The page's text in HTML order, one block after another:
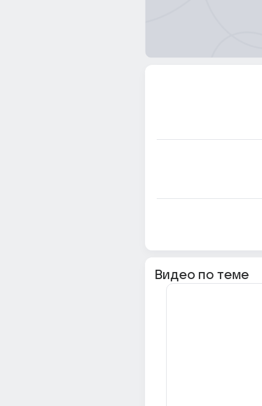
Видео по теме